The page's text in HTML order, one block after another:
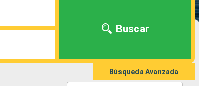
Buscar
Búsqueda Avanzada